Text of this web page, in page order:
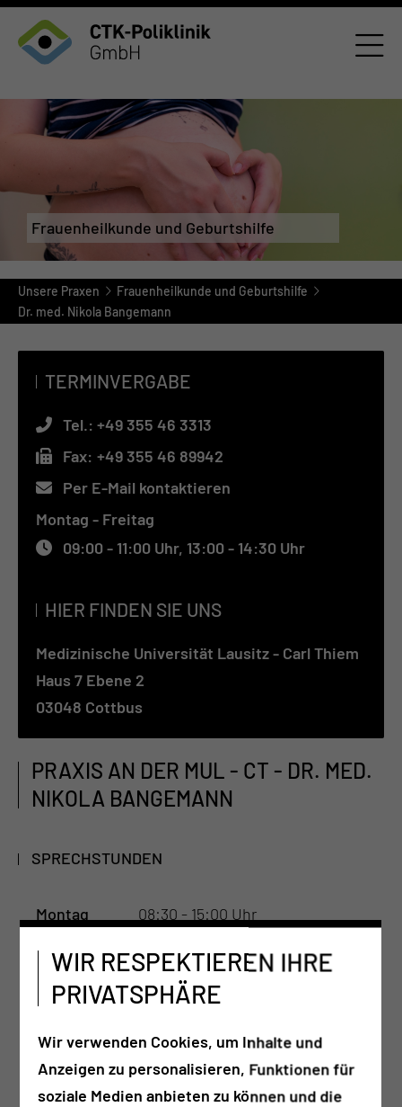
Frauenheilkunde und Geburtshilfe
Unsere Praxen
Frauenheilkunde und Geburtshilfe
Dr. med. Nikola Bangemann
TERMINVERGABE
Tel.: +49 355 46 3313
Fax: +49 355 46 89942
Per E-Mail kontaktieren
Montag - Freitag
09:00 - 11:00 Uhr, 13:00 - 14:30 Uhr
HIER FINDEN SIE UNS
Medizinische Universität Lausitz - Carl Thiem
Haus 7 Ebene 2
03048 Cottbus
PRAXIS AN DER MUL - CT - DR. MED.
NIKOLA BANGEMANN
SPRECHSTUNDEN
Montag
08:30 - 15:00 Uhr
Mittwoch
08:30 - 14:00 Uhr
Senologie
Freitag
08:30 - 15:00 Uhr
Senologie
WIR RESPEKTIEREN IHRE
PRIVATSPHÄRE
Wir verwenden Cookies, um Inhalte und
Anzeigen zu personalisieren, Funktionen für
soziale Medien anbieten zu können und die